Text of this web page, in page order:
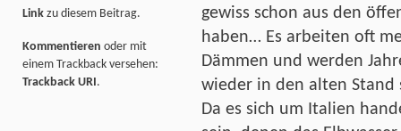
gewiss schon aus den
haben… Es arbeiten oft
Dämmen und werden
wieder in den alten Stand
Da es sich um Italien
Link zu diesem Beitrag.
Kommentieren oder mit
einem Trackback versehen:
Trackback URI.